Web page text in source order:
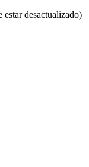
desactualizado)